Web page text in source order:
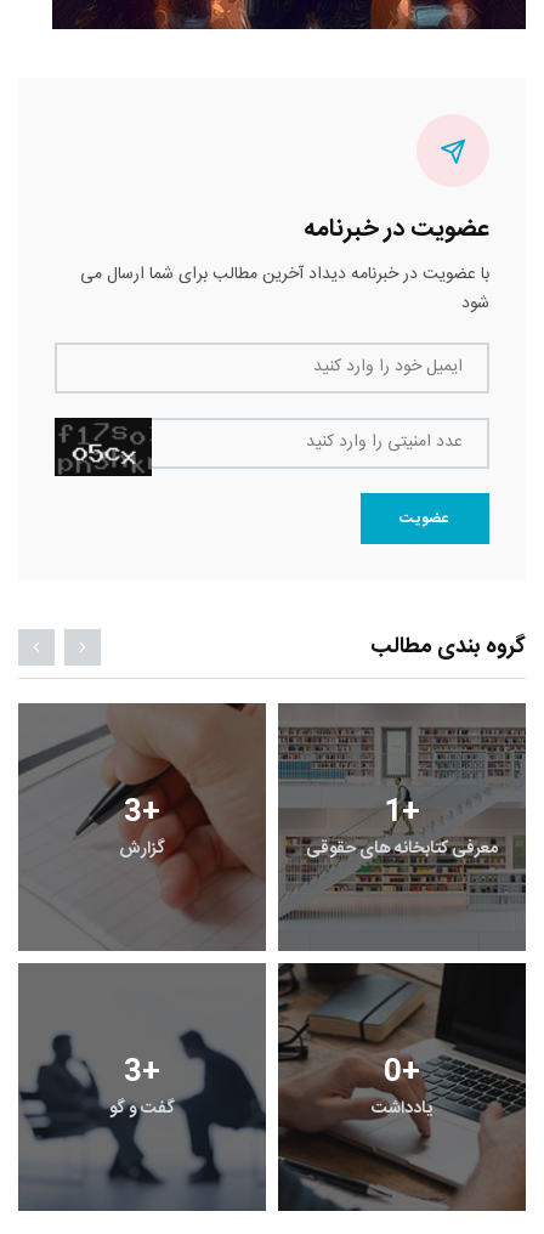
عضویت در خبرنامه
با عضویت در خبرنامه دیداد آخرین مطالب برای شما ارسال می
شود
ایمیل خود را وارد کنید
عدد امنیتی را وارد کنید
عضویت
گروه بندی مطالب
3+
گزارش
1+
معرفی کتابخانه های حقوقی
3+
گفت و گو
0+
یادداشت